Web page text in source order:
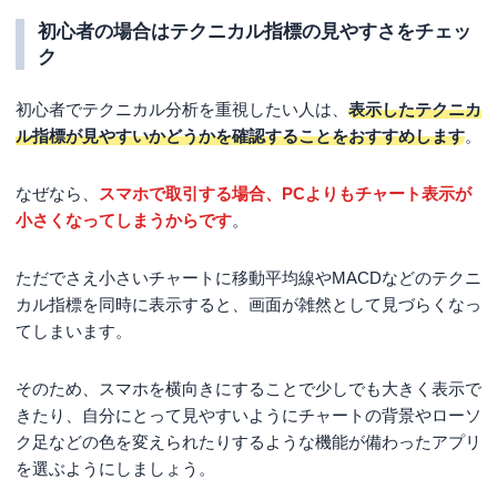
初心者の場合はテクニカル指標の見やすさをチェッ
ク
初心者でテクニカル分析を重視したい人は、 表示したテクニカ
ル指標が見やすいかどうかを確認することをおすすめします。
なぜなら、
スマホで取引する場合、PCよりもチャート表示が
小さくなってしまうからです。
ただでさえ小さいチャートに移動平均線やMACDなどのテクニ
カル指標を同時に表示すると、画面が雑然として見づらくなっ
てしまいます。
そのため、スマホを横向きにすることで少しでも大きく表示で
きたり、自分にとって見やすいようにチャートの背景やローソ
ク足などの色を変えられたりするような機能が備わったアプリ
を選ぶようにしましょう。